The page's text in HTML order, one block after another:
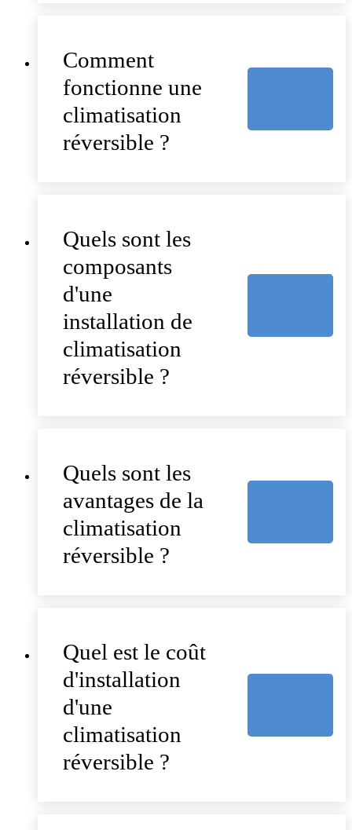
Comment
fonctionne une
climatisation
réversible ?
Quels sont les
composants
d'une
installation de
climatisation
réversible ?
Quels sont les
avantages de la
climatisation
réversible ?
Quel est le coût
d'installation
d'une
climatisation
réversible ?